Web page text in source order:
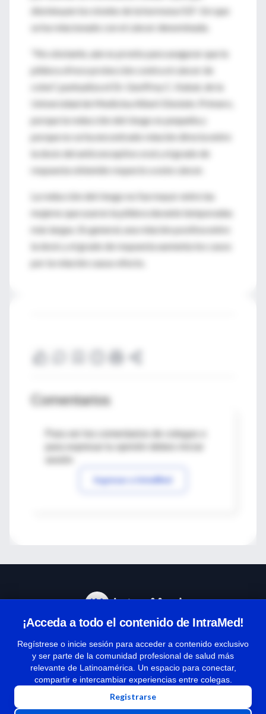
disminuyen los niveles de la hormona IGF-1m que
se ha relacionado con el cáncer denominada.
"No obstante, aún es pronto para asegurar que la
píldora ofrece protección contra el cáncer de
colon", puntualiza el Dr. Geoffrey C. Kabat, de la
Universidad de Medicina Albert Einstein. Primero,
porque la reducción del riesgo es pequeña y
porque no se ha encontrado relación directa entre
la dosis del anticonceptivo oral y el grado de
respuesta obtenido respecto a este cáncer.
La reducción del riesgo no fue mayor entre las
mujeres que usaron la píldora durante temporadas
más largas. En general, una relación positiva entre
la dosis y el grado de respuesta aumenta los casos
por la relación causa-efecto.
Comentarios
Para ver los comentarios de colegas o
Ingresar a IntraMed
¡Acceda a todo el contenido de IntraMed!
Regístrese o inicie sesión para acceder a contenido exclusivo
y ser parte de la comunidad profesional de salud más
relevante de Latinoamérica. Un espacio para conectar,
compartir e intercambiar experiencias entre colegas.
Registrarse
Términos y condiciones
| Políticas de privacidad
| Todos los derechos reservados | Copyright 1997-2026